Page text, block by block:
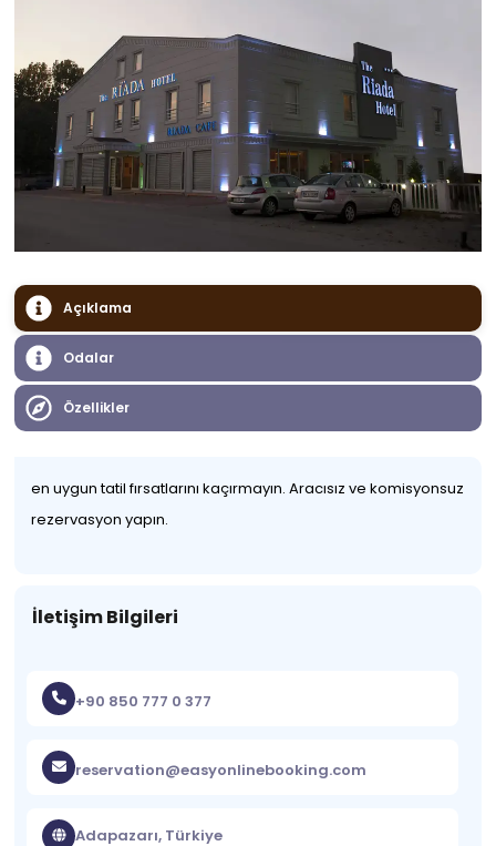
Açıklama
Odalar
Özellikler
en uygun tatil fırsatlarını kaçırmayın. Aracısız ve komisyonsuz
rezervasyon yapın.
İletişim Bilgileri
+90 850 777 0 377
reservation@easyonlinebooking.com
Adapazarı, Türkiye